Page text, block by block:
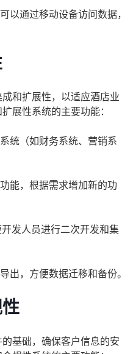
以通过移动设备访问数据，
和扩展性，以适应酒店业
展性系统的主要功能：
统（如财务系统、营销系
能，根据需求增加新的功
发人员进行二次开发和集
出，方便数据迁移和备份。
基础，确保客户信息的安